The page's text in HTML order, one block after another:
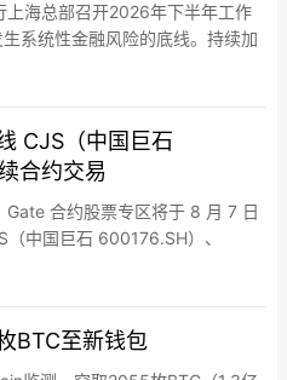
海总部召开2026年下半年工作
系统性金融风险的底线。持续加
。加强系统重要性金融机构监测
炒作风险。积极推动辖内机构规
观审慎管理机制框架。全面提升
CJS（中国巨石
合约交易
合约股票专区将于 8 月 7 日
中国巨石 600176.SH）、
）、TUNGSTEN（中钨高新
讯精密 002475.SZ）、
BTC至新钱包